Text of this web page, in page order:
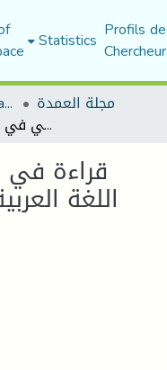
Statistics Profils
Scientific Journals of M'Sila University مجلة العمدة
قراءة في مناهج و أنشطة تعليم اللغة العربية للجيل الثاني في ظل الانفجار المعرفي
قراءة
اللغة